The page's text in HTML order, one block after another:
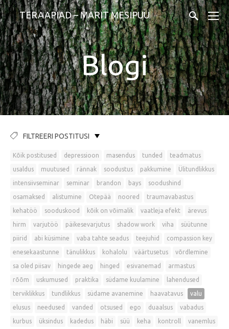
TERAAPIAD – MARIT MESIPUU
Blogi
FILTREERI POSTITUSI
Kõik postitused depressioon masendus tunded teadmatus
usaldus muutused rännak soodustus pakkumine Ülitundlikkus
intensiivseminar seminar brandon bays soodushind
osamaksed alistumine Otepää noored traumavabastus
kehatöö sooduskood kõik on võimalik vaatleja efekt ärevus
hirm varjutöö päikesevarjutus shadow work viha süütunne
piirid abi küsimine vaba tahte seadus teejuhid compassion key
enesekaastunne tänulikkus kohalolu väärtusetus võrdlemine
sa oled piisav hingede aeg hinged esivanemad armastus
rõõm uskumused praktika südame kuulamine lahendused
terviklikkus tundlikkus südame avanemine haavatavus valu
elusus needused vanded otsused ego duaalsus vabadus
kurbus üksindus kadedus häbi süü keha kontroll vanemlus